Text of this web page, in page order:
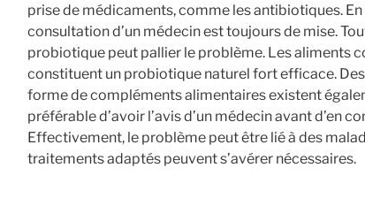
prise de médicaments, comme les antibiotiques. En
consultation d’un médecin est toujours de mise.
probiotique peut pallier le problème. Les aliments
constituent un probiotique naturel fort efficace.
forme de compléments alimentaires existent
préférable d’avoir l’avis d’un médecin avant d’en
Effectivement, le problème peut être lié à des
traitements adaptés peuvent s’avérer nécessaires.